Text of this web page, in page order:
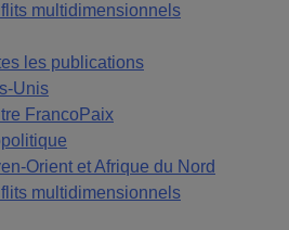
multidimensionnels
les publications
Unis
FrancoPaix
Orient et Afrique du Nord
multidimensionnels